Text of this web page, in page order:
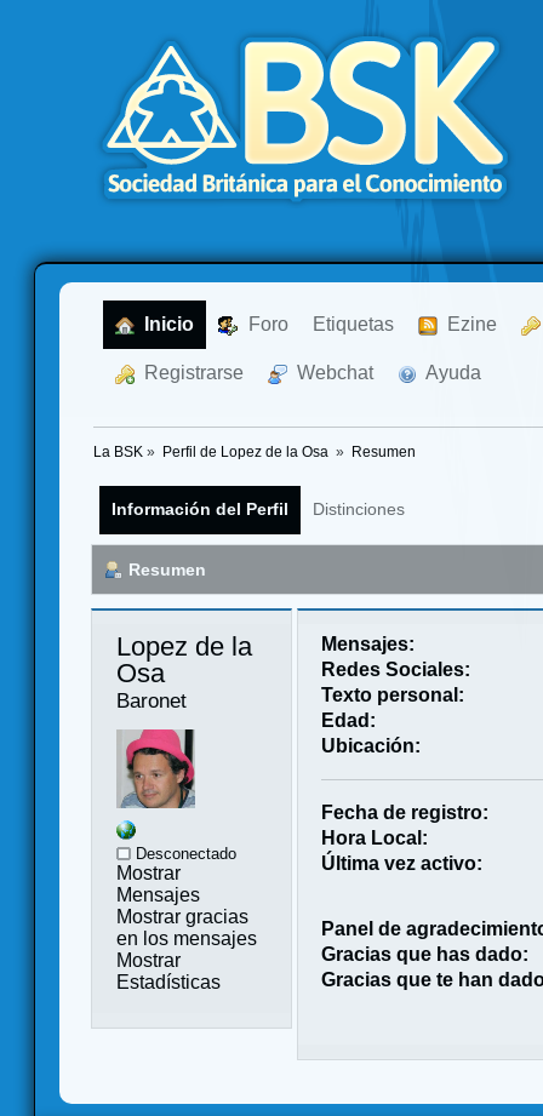
Inicio Foro Etiquetas Ezine
Registrarse Webchat Ayuda
La BSK » Perfil de Lopez de la Osa » Resumen
Información del Perfil Distinciones
Resumen
Lopez de la
Osa
Baronet
Desconectado
Mostrar
Mensajes
Mostrar gracias
en los mensajes
Mostrar
Estadísticas
Mensajes:
Redes Sociales:
Texto personal:
Edad:
Ubicación:
Fecha de registro:
Hora Local:
Última vez activo:
Panel de
Gracias que has dado:
Gracias que te han